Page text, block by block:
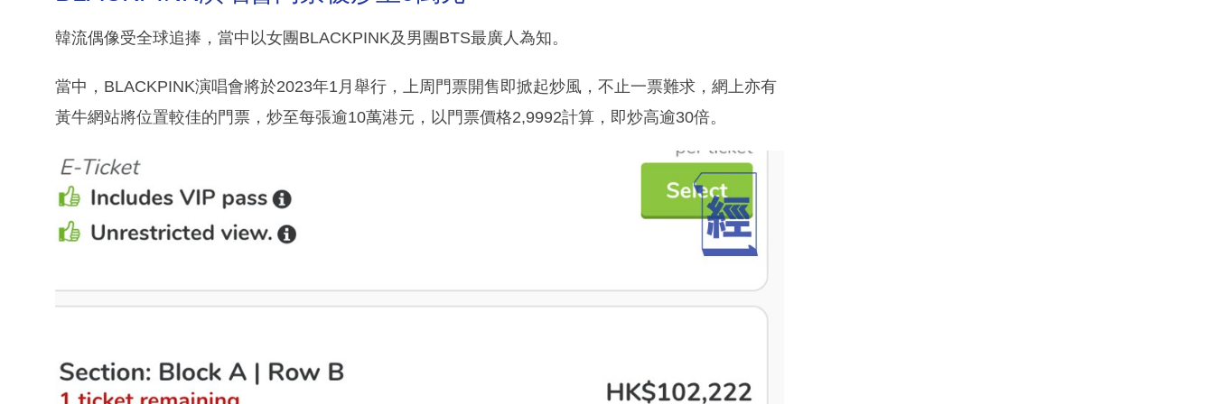
韓流偶像受全球追捧，當中以女團BLACKPINK及男團BTS最廣人為知。
當中，BLACKPINK演唱會將於2023年1月舉行，上周門票開售即掀起炒風，不止一票難求，網上亦有
黃牛網站將位置較佳的門票，炒至每張逾10萬港元，以門票價格2,9992計算，即炒高逾30倍。